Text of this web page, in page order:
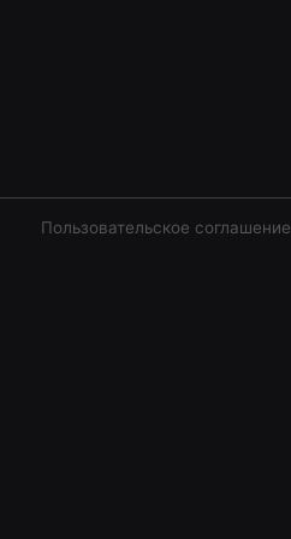
Пользовательское соглашение